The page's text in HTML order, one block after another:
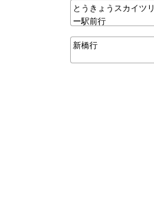
とうきょうスカイツリ
ー駅前行
新橋行